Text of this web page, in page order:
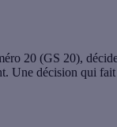
20 (GS 20),
Une décision qui